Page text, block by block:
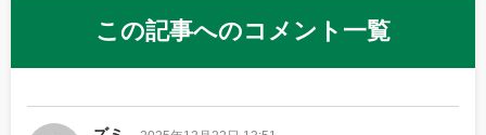
この記事へのコメント一覧